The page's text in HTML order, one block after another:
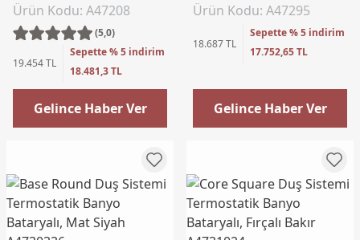
Ürün Kodu: A47208
(5,0)
19.454 TL
Sepette % 5 indirim
18.481,3 TL
Gelince Haber Ver
Ürün Kodu: A47295
18.687 TL
Sepette % 5 indirim
17.752,65 TL
Gelince Haber Ver